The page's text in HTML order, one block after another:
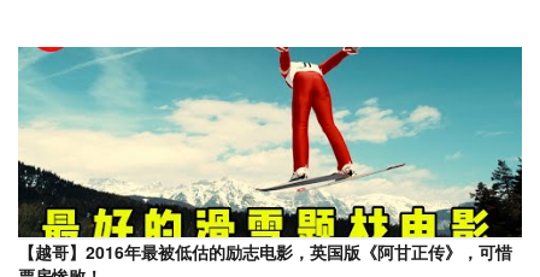
【越哥】2016年最被低估的励志电影，英国版《阿甘正传》，可惜